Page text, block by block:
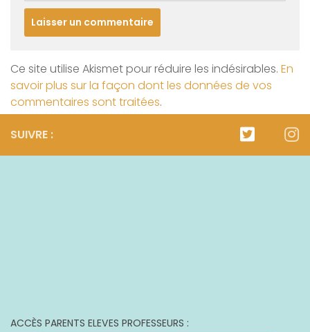
Ce site utilise Akismet pour réduire les indésirables. En
savoir plus sur la façon dont les données de vos
commentaires sont traitées.
SUIVRE :
ACCÈS PARENTS ELEVES PROFESSEURS :